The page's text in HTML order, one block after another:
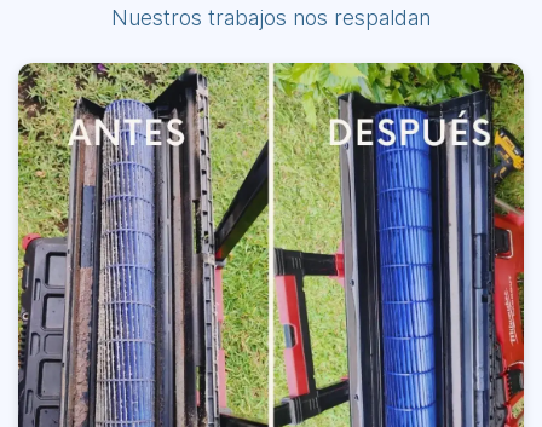
Nuestros trabajos nos respaldan